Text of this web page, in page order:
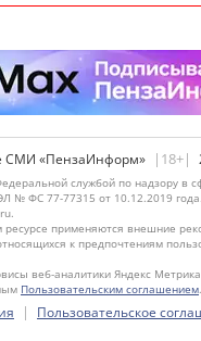
СМИ «ПензаИнформ» |18+|
службой по надзору в
№ ФС 77-77315 от 10.12.2019
применяются внешние
к предпочтениям
веб-аналитики Яндекс
Пользовательским соглашением
| Пользовательское